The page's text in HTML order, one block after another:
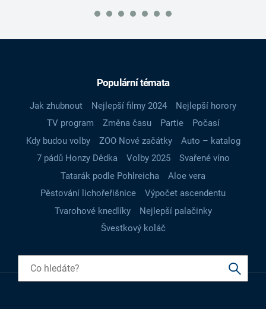
Populární témata
Jak zhubnout Nejlepší filmy 2024
Nejlepší horory
TV program
Změna času Partie
Počasí
Kdy budou volby
ZOO Nové začátky
Auto – katalog
7 pádů Honzy Dědka
Volby 2025
Svařené víno
Tatarák podle Pohlreicha
Aloe vera
Pěstování lichořeřišnice
Výpočet ascendentu
Tvarohové knedlíky
Nejlepší palačinky
Švestkový koláč